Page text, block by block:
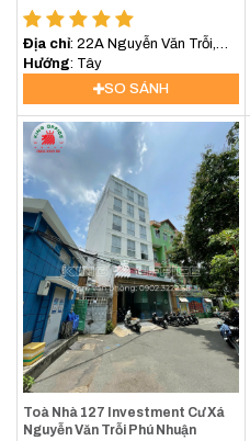
Địa chỉ: 22A Nguyễn Văn Trỗi,
Phường 17, Quận Phú Nhuận
Hướng : Tây
SO SÁNH
Toà Nhà 127 Investment Cư Xá
Nguyễn Văn Trỗi Phú Nhuận